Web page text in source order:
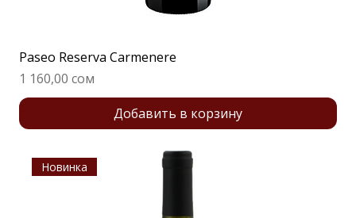
Paseo Reserva Carmenere
Цена
1 160,00 сом
Добавить в корзину
Новинка